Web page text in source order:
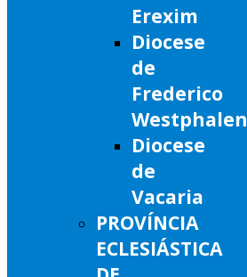
Erexim
Diocese
de
Frederico
Westphalen
Diocese
de
Vacaria
PROVÍNCIA
ECLESIÁSTICA